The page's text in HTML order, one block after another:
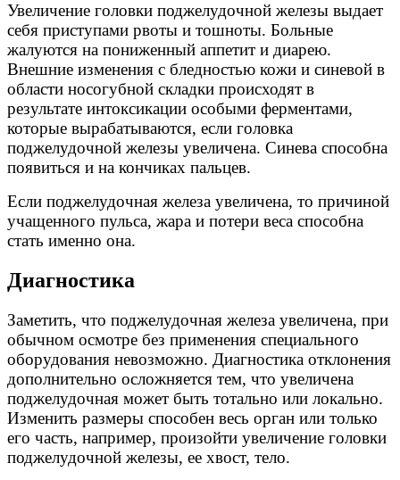
Увеличение головки поджелудочной железы выдает
себя приступами рвоты и тошноты. Больные
жалуются на пониженный аппетит и диарею.
Внешние изменения с бледностью кожи и синевой в
области носогубной складки происходят в
результате интоксикации особыми ферментами,
которые вырабатываются, если головка
поджелудочной железы увеличена. Синева способна
появиться и на кончиках пальцев.
Если поджелудочная железа увеличена, то причиной
учащенного пульса, жара и потери веса способна
стать именно она.
Диагностика
Заметить, что поджелудочная железа увеличена, при
обычном осмотре без применения специального
оборудования невозможно. Диагностика отклонения
дополнительно осложняется тем, что увеличена
поджелудочная может быть тотально или локально.
Изменить размеры способен весь орган или только
его часть, например, произойти увеличение головки
поджелудочной железы, ее хвост, тело.